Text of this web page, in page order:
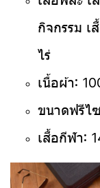
กิจกรรม เ
ไร่
เนื้อผ้า:
ขนาดฟรีไ
เสื้อกีฬา: